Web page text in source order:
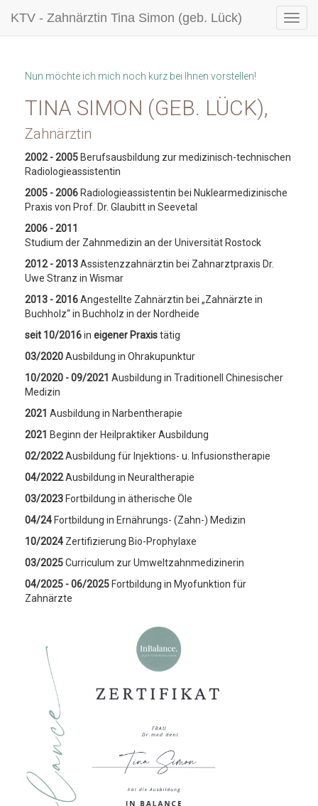
KTV - Zahnärztin Tina Simon (geb. Lück)
Nun möchte ich mich noch kurz bei Ihnen vorstellen!
TINA SIMON (GEB. LÜCK),
Zahnärztin
2002 - 2005 Berufsausbildung zur medizinisch-technischen
Radiologieassistentin
2005 - 2006 Radiologieassistentin bei Nuklearmedizinische
Praxis von Prof. Dr. Glaubitt in Seevetal
2006 - 2011
Studium der Zahnmedizin an der Universität Rostock
2012 - 2013Assistenzzahnärztin bei Zahnarztpraxis Dr.
Uwe Stranz in Wismar
2013 - 2016Angestellte Zahnärztin bei „Zahnärzte in
Buchholz“ in Buchholz in der Nordheide
seit 10/2016in eigener Praxistätig
03/2020Ausbildung in Ohrakupunktur
10/2020 - 09/2021 Ausbildung in Traditionell Chinesischer
Medizin
2021 Ausbildung in Narbentherapie
2021 Beginn der Heilpraktiker Ausbildung
02/2022Ausbildung für Injektions- u. Infusionstherapie
04/2022Ausbildung in Neuraltherapie
03/2023 Fortbildung in ätherische Öle
04/24 Fortbildung in Ernährungs- (Zahn-) Medizin
10/2024 Zertifizierung Bio-Prophylaxe
03/2025Curriculum zur Umweltzahnmedizinerin
04/2025 - 06/2025 Fortbildung in Myofunktion für
Zahnärzte